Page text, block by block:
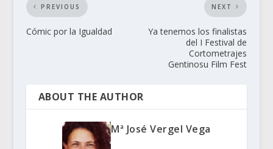
PREVIOUS
Cómic por la Igualdad
NEXT
Ya tenemos los finalistas
del I Festival de
Cortometrajes
Gentinosu Film Fest
ABOUT THE AUTHOR
Mª José Vergel Vega